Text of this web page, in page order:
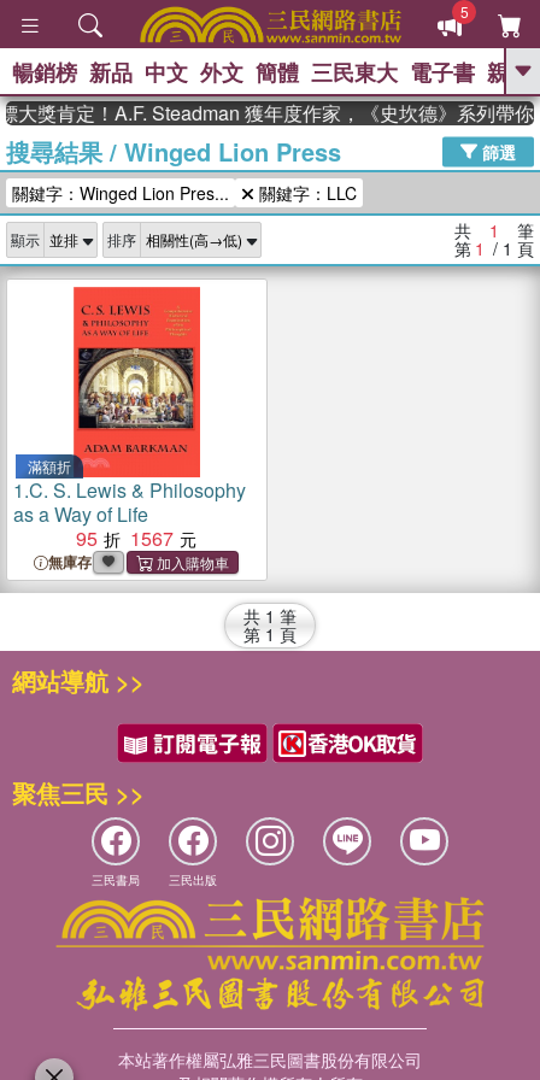
5
GO
熱搜： 東野圭吾 高希均教授回憶錄
、 The Odyssey 、 父親節 、 如果歷
史是一群喵 、 暑期推薦
獎 臺灣漫遊錄 、 方念華 、 台灣的李
登輝時代
數學女孩：黎曼猜想 、
偉大的迷走神經
暢銷榜 新品 中文 外文 簡體 三民東大 電子書 親子
大獎肯定！A.F. Steadman 獲年度作家，《史坎德》系列帶你
搜尋結果/ Winged Lion Press
篩選
關鍵字：Winged Lion Pres...
關鍵字：LLC
顯示 排序 共 1 筆
第 1 / 1 頁
滿額折
1.C. S. Lewis & Philosophy
as a Way of Life
95
1567
無庫存
共 1 筆
第 1 頁
網站導航 >>
聚焦三民 >>
三民書局 三民出版
本站著作權屬弘雅三民圖書股份有限公司